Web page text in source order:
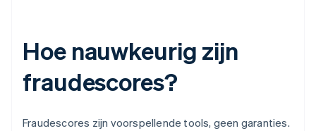
Hoe nauwkeurig zijn
fraudescores?
Fraudescores zijn voorspellende tools, geen garanties.